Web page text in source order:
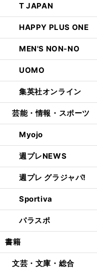
T JAPAN
HAPPY PLUS ONE
MEN'S NON-NO
UOMO
集英社オンライン
芸能・情報・スポーツ
Myojo
週プレNEWS
週プレ グラジャパ!
Sportiva
パラスポ
書籍
文芸・文庫・総合